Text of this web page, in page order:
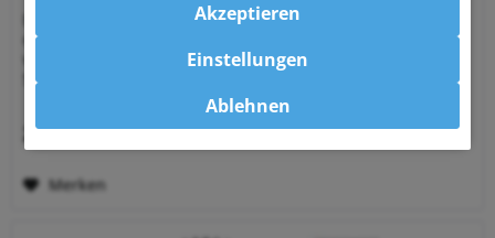
Das Shimano TL-FC16 Kurbelmontage Werkzeug ist das
originale Shimano-Werkzeug zur Montage und Demontage
von Hollowtech II Kurbeln. Es richtet sich an Fahrer und
Schrauber, die eine passende und einfache Lösung für die
2,99 € *
Merken
Ablehnen
Akzeptieren
Einstellungen